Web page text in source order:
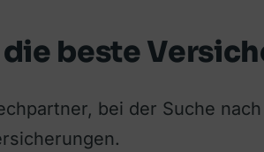
beste
bei der Suche